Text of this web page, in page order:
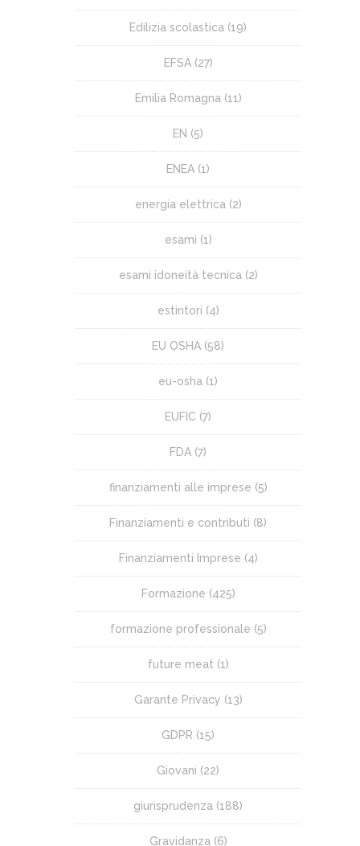
Edilizia scolastica (19)
EFSA(27)
Emilia Romagna (11)
EN (5)
ENEA (1)
energia elettrica (2)
esami (1)
esami idoneità tecnica (2)
estintori (4)
EU OSHA (58)
eu-osha (1)
EUFIC (7)
FDA (7)
finanziamenti alle imprese (5)
Finanziamenti e contributi (8)
Finanziamenti Imprese (4)
Formazione (425)
formazione professionale (5)
future meat (1)
Garante Privacy (13)
GDPR (15)
Giovani (22)
giurisprudenza (188)
Gravidanza (6)